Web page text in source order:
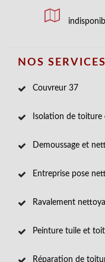
NOS SERVICES
Couvreur 37
Isolation de toiture
Demoussage et
Entreprise pose
Ravalement
Peinture tuile et
Réparation de